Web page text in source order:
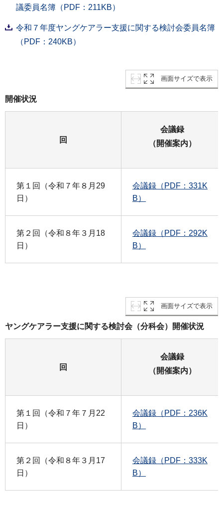
議委員名簿（PDF：211KB）
令和７年度ヤングケアラー支援に関する検討会委員名簿
（PDF：240KB）
画面サイズで表示
開催状況
回
会議録
（開催案内）
第１回（令和７年８月29
日）
会議録（PDF：331K
B）
第２回（令和８年３月18
日）
会議録（PDF：292K
B）
画面サイズで表示
ヤングケアラー支援に関する検討会（分科会）開催状況
回
会議録
（開催案内）
第１回（令和７年７月22
日）
会議録（PDF：236K
B）
第２回（令和８年３月17
日）
会議録（PDF：333K
B）